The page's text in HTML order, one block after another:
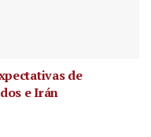
de
e Irán